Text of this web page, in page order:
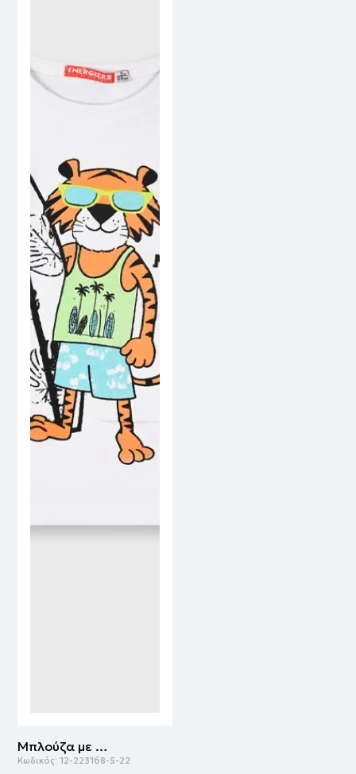
Μπλούζα με τύπωμα για αγόρι | ΛΕΥΚΟ
Κωδικός: 12-223168-5-22